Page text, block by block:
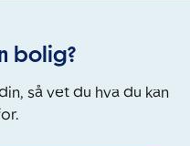
bolig?
så vet du hva du kan